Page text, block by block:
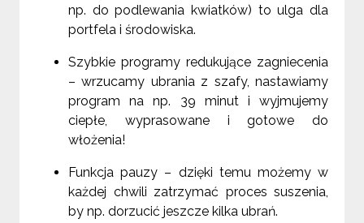
np. do podlewania kwiatków) to ulga dla
portfela i środowiska.
Szybkie programy redukujące zagniecenia
– wrzucamy ubrania z szafy, nastawiamy
program na np. 39 minut i wyjmujemy
ciepłe, wyprasowane i gotowe do
włożenia!
Funkcja pauzy – dzięki temu możemy w
każdej chwili zatrzymać proces suszenia,
by np. dorzucić jeszcze kilka ubrań.